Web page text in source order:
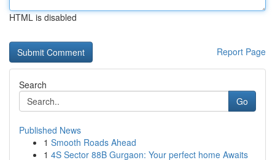
HTML is disabled
Report Page
Search
Go
Published News
1 Smooth Roads Ahead
1 4S Sector 88B Gurgaon: Your perfect home Awaits